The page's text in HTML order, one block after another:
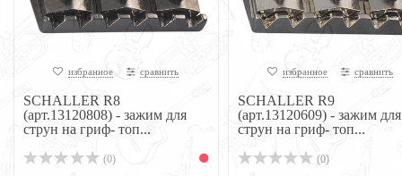
избранное сравнить
SCHALLER R8
(арт.13120808) - зажим для
струн на гриф- топ...
(0)
избранное сравнить
SCHALLER R9
(арт.13120609) - зажим для
струн на гриф- топ...
(0)